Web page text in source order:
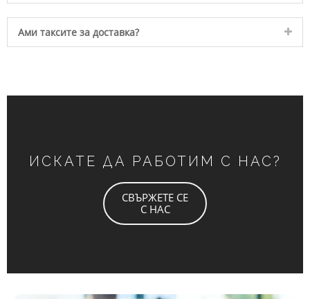
Ами таксите за доставка?
ИСКАТЕ ДА РАБОТИМ С НАС?
СВЪРЖЕТЕ СЕ
С НАС